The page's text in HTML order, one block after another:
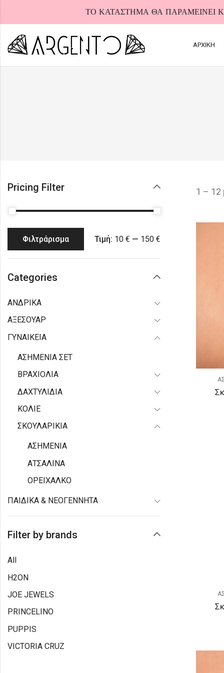
ΤΟ ΚΑΤΑΣΤΗΜΑ ΘΑ ΠΑΡΑΜΕΙΝΕΙ
ΑΡΧΙΚΗ
1 –
Pricing Filter
Φιλτράρισμα Τιμή: 10 € — 150 €
Categories
ΑΝΔΡΙΚΑ
ΑΞΕΣΟΥΑΡ
ΓΥΝΑΙΚΕΙΑ
ΑΣΗΜΕΝΙΑ ΣΕΤ
ΒΡΑΧΙΟΛΙΑ
ΔΑΧΤΥΛΙΔΙΑ
ΚΟΛΙΕ
ΣΚΟΥΛΑΡΙΚΙΑ
ΑΣΗΜΕΝΙΑ
ΑΤΣΑΛΙΝΑ
ΟΡΕΙΧΑΛΚΟ
ΠΑΙΔΙΚΑ & ΝΕΟΓΕΝΝΗΤΑ
Filter by brands
All
H2ON
JOE JEWELS
PRINCELINO
PUPPIS
VICTORIA CRUZ